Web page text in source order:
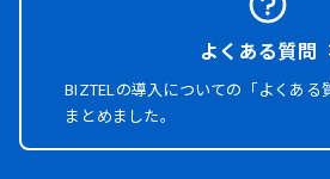
よくある質問
BIZTELの導入についての「よくある
まとめました。